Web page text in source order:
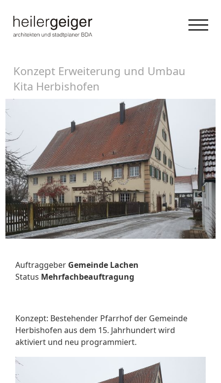
Konzept Erweiterung und Umbau
Kita Herbishofen
Auftraggeber Gemeinde Lachen
Status Mehrfachbeauftragung
Konzept: Bestehender Pfarrhof der Gemeinde
Herbishofen aus dem 15. Jahrhundert wird
aktiviert und neu programmiert.